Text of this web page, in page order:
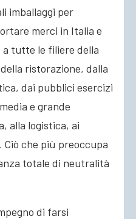
imballaggi per
merci in Italia e
a tutte le filiere della
ristorazione, dalla
dai pubblici esercizi
e grande
alla logistica, ai
che più preoccupa
totale di neutralità
di farsi